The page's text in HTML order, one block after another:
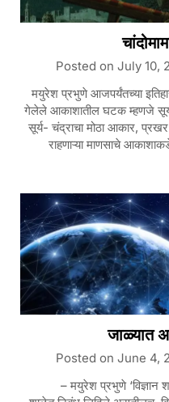
Posted on July 10,
मयुरेश प्रभुणे आजपर्यंतच्या
गेलेले आकाशातील घटक म्हणजे
सूर्य- चंद्राचा मोठा आकार,
राहणाऱ्या माणसाचे
जाळ्यात
Posted on June 4,
– मयुरेश प्रभुणे ‘विज्ञान